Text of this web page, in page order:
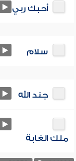
أحبك ربي
سلام
جند الله
ملك الغابة